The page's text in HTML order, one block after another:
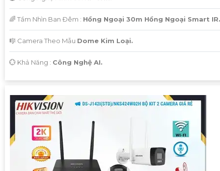
🌈 Tầm Nhìn Ban Đêm : Hồng Ngoại 30m Hồng Ngoại Smart IR.
🎼️ Camera Theo Mẫu Dome Kim Loại.
️💮 Khả Năng : Công Nghệ AI.